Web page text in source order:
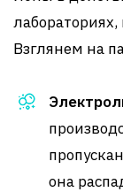
Взглянем на
она